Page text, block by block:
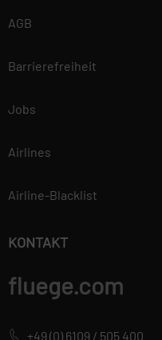
AGB
Barrierefreiheit
Jobs
Airlines
Airline-Blacklist
KONTAKT
fluege.com
+49 (0) 6109 / 505 400